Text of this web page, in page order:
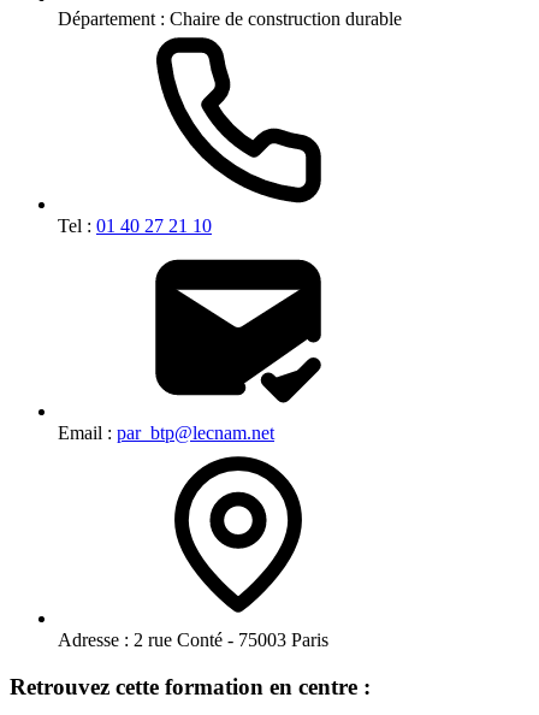
Département : Chaire de construction durable
Tel : 01 40 27 21 10
Email : par_btp@lecnam.net
Adresse : 2 rue Conté - 75003 Paris
Retrouvez cette formation en centre :